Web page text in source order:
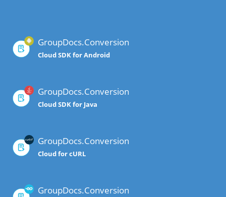
GroupDocs.Conversion
Cloud SDK for Android
GroupDocs.Conversion
Cloud SDK for Java
GroupDocs.Conversion
Cloud for cURL
GroupDocs.Conversion